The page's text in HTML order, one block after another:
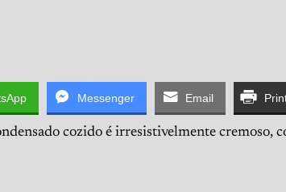
Messenger Email
cozido é irresistivelmente cremoso,